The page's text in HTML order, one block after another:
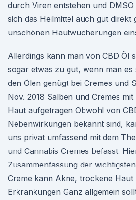
durch Viren entstehen und
sich das Heilmittel auch gut direkt
unschönen Hautwucherungen
Allerdings kann man von CBD Öl
sogar etwas zu gut, wenn man es
den Ölen genügt bei Cremes und
Nov. 2018 Salben und Cremes
Haut aufgetragen Obwohl von
Nebenwirkungen bekannt sind,
uns privat umfassend mit dem
und Cannabis Cremes befasst.
Zusammenfassung der
Creme kann Akne, trockene Haut
Erkrankungen Ganz allgemein